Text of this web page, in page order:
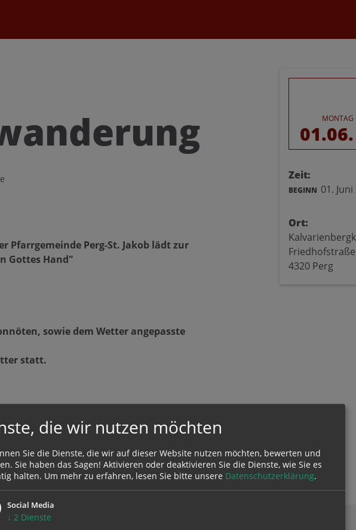
Pfarrgemeinde Perg-St. Jakob lädt zur
Gottes Hand"
sowie dem Wetter angepasste
statt.
MONTAG
01.06.
Zeit:
BEGINN 01. Juni
Ort:
Friedhofstraße
4320 Perg
die wir nutzen möchten
Sie die Dienste, die wir auf dieser Website nutzen möchten, bewerten und
Sie haben das Sagen! Aktivieren oder deaktivieren Sie die Dienste, wie Sie es
halten. Um mehr zu erfahren, lesen Sie bitte unsere Datenschutzerklärung.
Social Media
↓ 2 Dienste